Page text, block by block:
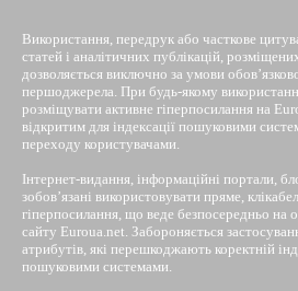
Використання, передрук або часткове
статей і аналітичних публікацій,
дозволяється виключно за умови
першоджерела. При будь-якому
розміщувати активне гіперпосилання на
відкритим для індексації пошуковими
переходу користувачами.
Інтернет-видання, інформаційні портали,
зобов’язані використовувати пряме,
гіперпосилання, що веде безпосередньо на
сайту Euroua.net. Забороняється
атрибутів, які перешкоджають коректній
пошуковими системами.